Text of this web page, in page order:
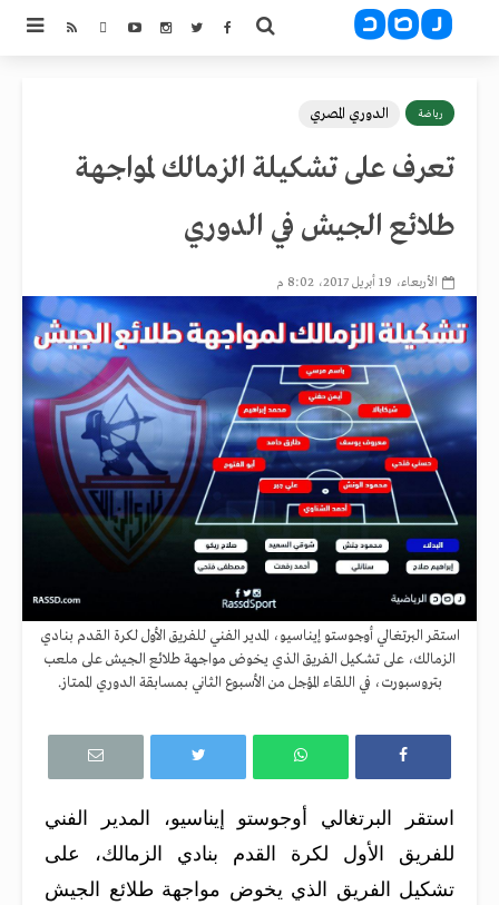
رياضة الدوري المصري
تعرف على تشكيلة الزمالك لمواجهة
طلائع الجيش في الدوري
الأربعاء، 19 أبريل 2017، 8:02 م
استقر البرتغالي أوجوستو إيناسيو، المدير الفني للفريق الأول لكرة القدم بنادي
الزمالك، على تشكيل الفريق الذي يخوض مواجهة طلائع الجيش على ملعب
بتروسبورت، في اللقاء المؤجل من الأسبوع الثاني بمسابقة الدوري الممتاز.
استقر البرتغالي أوجوستو إيناسيو، المدير الفني
للفريق الأول لكرة القدم بنادي الزمالك، على
تشكيل الفريق الذي يخوض مواجهة طلائع الجيش